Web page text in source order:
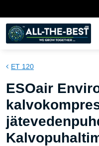
ET 120
ESOair